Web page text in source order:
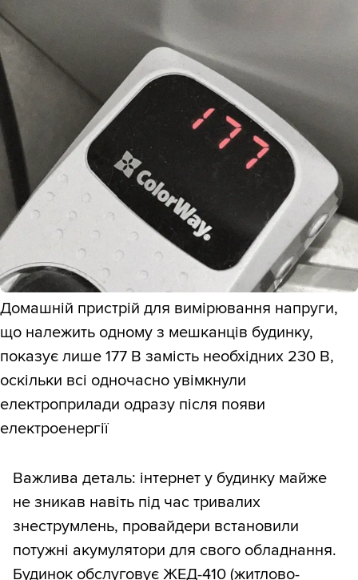
Домашній пристрій для вимірювання напруги,
що належить одному з мешканців будинку,
показує лише 177 В замість необхідних 230 В,
оскільки всі одночасно увімкнули
електроприлади одразу після появи
електроенергії
Важлива деталь: інтернет у будинку майже
не зникав навіть під час тривалих
знеструмлень, провайдери встановили
потужні акумулятори для свого обладнання.
Будинок обслуговує ЖЕД-410 (житлово-